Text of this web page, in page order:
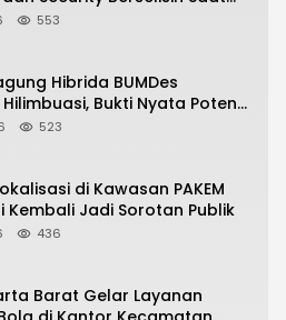
Pasien Berlangsung
553
Hibrida BUMDes
Bukti Nyata Potensi
Desa
523
di Kawasan PAKEM
Kembali Jadi Sorotan Publik
436
Barat Gelar Layanan